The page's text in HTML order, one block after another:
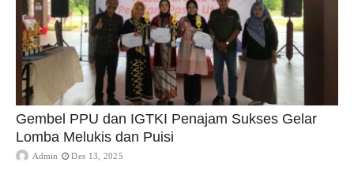
Gembel PPU dan IGTKI Penajam Sukses Gelar
Lomba Melukis dan Puisi
Admin Des 13, 2025